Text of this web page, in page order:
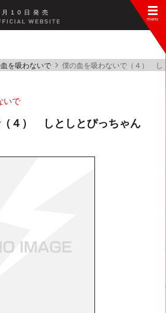
月 10 日 発 売
を吸わないで 僕の血を吸わないで（４） し
いで
４） しとしとぴっちゃん